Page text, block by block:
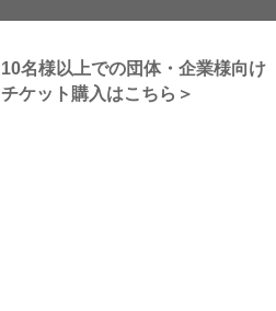
10名様以上での団体・企業様向け
チケット購入はこちら＞